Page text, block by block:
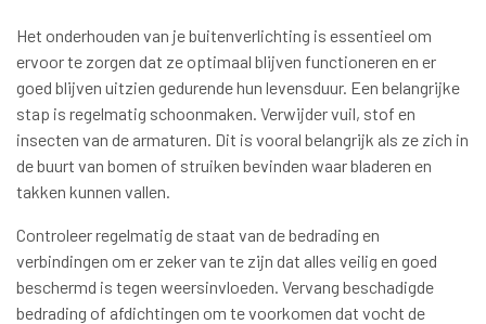
Het onderhouden van je buitenverlichting is essentieel om
ervoor te zorgen dat ze optimaal blijven functioneren en er
goed blijven uitzien gedurende hun levensduur. Een belangrijke
stap is regelmatig schoonmaken. Verwijder vuil, stof en
insecten van de armaturen. Dit is vooral belangrijk als ze zich in
de buurt van bomen of struiken bevinden waar bladeren en
takken kunnen vallen.
Controleer regelmatig de staat van de bedrading en
verbindingen om er zeker van te zijn dat alles veilig en goed
beschermd is tegen weersinvloeden. Vervang beschadigde
bedrading of afdichtingen om te voorkomen dat vocht de